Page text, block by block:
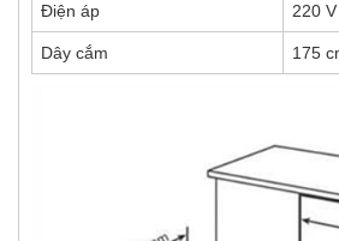
Điện áp 220 V
Dây cắm 175